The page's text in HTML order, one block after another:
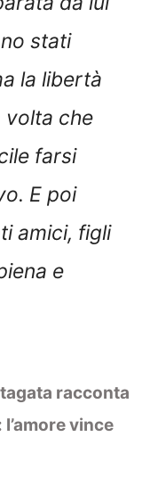
stati
la libertà
volta che
farsi
E poi
amici, figli
e
racconta
vince